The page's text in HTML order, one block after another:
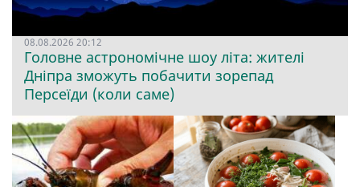
08.08.2026 20:12
Головне астрономічне шоу літа: жителі
Дніпра зможуть побачити зорепад
Персеїди (коли саме)